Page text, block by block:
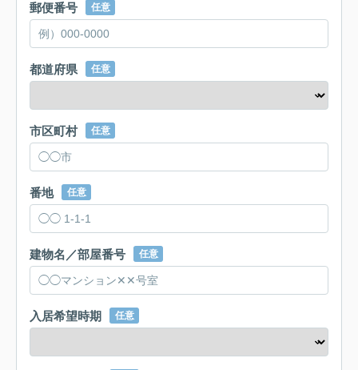
郵便番号 任意
都道府県 任意
市区町村 任意
番地 任意
建物名／部屋番号 任意
入居希望時期 任意